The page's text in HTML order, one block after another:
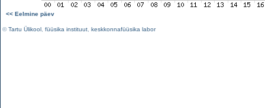
<< Eelmine päev
©Tartu Ülikool füüsika instituut keskkonnafüüsika labor